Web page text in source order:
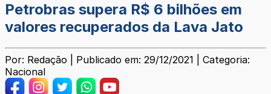
Petrobras supera R$ 6 bilhões em
valores recuperados da Lava Jato
Por: Redação | Publicado em: 29/12/2021 | Categoria:
Nacional